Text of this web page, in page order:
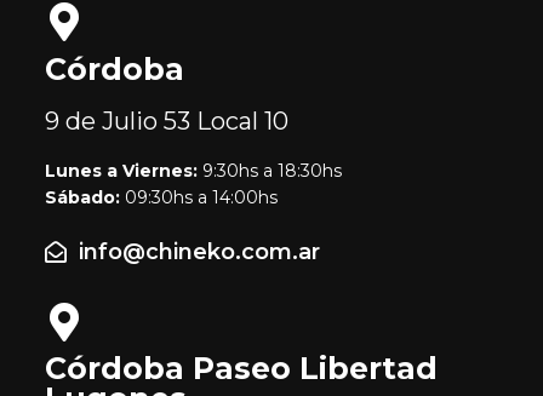
Córdoba
9 de Julio 53 Local 10
Lunes a Viernes: 9:30hs a 18:30hs
Sábado: 09:30hs a 14:00hs
info@chineko.com.ar
Córdoba Paseo Libertad